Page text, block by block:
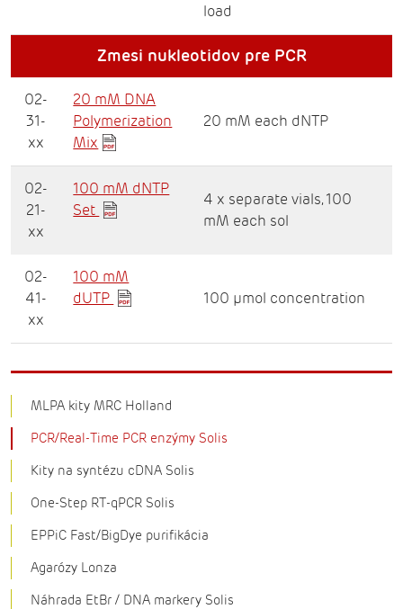
load
Zmesi nukleotidov pre PCR
02-
31-
xx
20 mM DNA
Polymerization
Mix
20 mM each dNTP
02-
21-
xx
100 mM dNTP
Set
4 x separate vials, 100
mM each sol
02-
41-
xx
100 mM
dUTP
100 µmol concentration
MLPA kity MRC Holland
PCR/Real-Time PCR enzýmy Solis
Kity na syntézu cDNA Solis
One-Step RT-qPCR Solis
EPPiC Fast/BigDye purifikácia
Agarózy Lonza
Náhrada EtBr / DNA markery Solis